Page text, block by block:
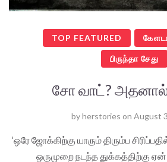
TOP FEATURED
பிருந்தா சேது
சோ வாட்?
byherstories on August
‘ஒரே ஜோக்கிற்கு யாரும் திரும்ப
ஒருமுறை நடந்த துக்கத்திற்கு ஏன்